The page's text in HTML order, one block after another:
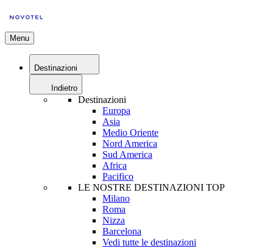
Menu
Destinazioni
Indietro
Destinazioni
Europa
Asia
Medio Oriente
Nord America
Sud America
Africa
Pacifico
LE NOSTRE DESTINAZIONI TOP
Milano
Roma
Nizza
Barcelona
Vedi tutte le destinazioni